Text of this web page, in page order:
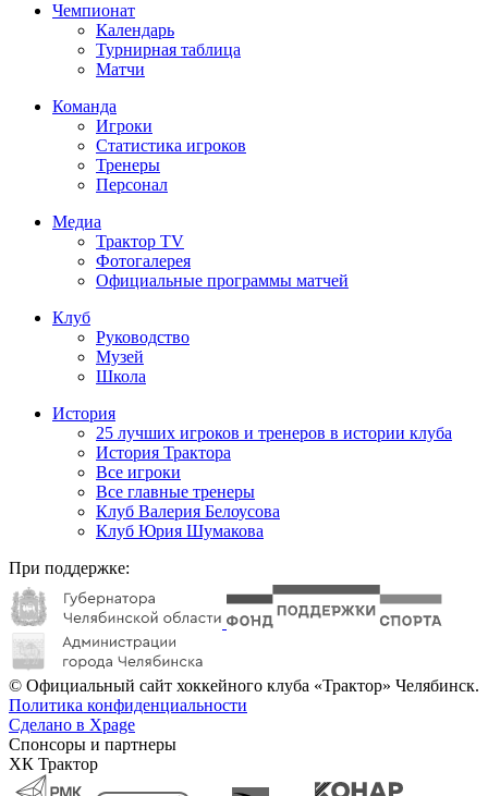
Чемпионат
Календарь
Турнирная таблица
Матчи
Команда
Игроки
Статистика игроков
Тренеры
Персонал
Медиа
Трактор TV
Фотогалерея
Официальные программы матчей
Клуб
Руководство
Музей
Школа
История
25 лучших игроков и тренеров в истории клуба
История Трактора
Все игроки
Все главные тренеры
Клуб Валерия Белоусова
Клуб Юрия Шумакова
При поддержке:
© Официальный сайт хоккейного клуба «Трактор» Челябинск.
Политика конфиденциальности
Сделано в Xpage
Спонсоры и партнеры
ХК Трактор